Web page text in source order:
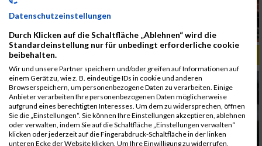
ALBUM B2RUN KÖLN / 05.09.2019
Datenschutzeinstellungen
Durch Klicken auf die Schaltfläche „Ablehnen“ wird die
Standardeinstellung nur für unbedingt erforderliche cookie
beibehalten.
Wir und unsere Partner speichern und/oder greifen auf Informationen auf
einem Gerät zu, wie z. B. eindeutige IDs in cookie und anderen
Browserspeichern, um personenbezogene Daten zu verarbeiten. Einige
Anbieter verarbeiten Ihre personenbezogenen Daten möglicherweise
aufgrund eines berechtigten Interesses. Um dem zu widersprechen, öffnen
Sie die „Einstellungen“. Sie können Ihre Einstellungen akzeptieren, ablehnen
oder verwalten, indem Sie auf die Schaltfläche „Einstellungen verwalten“
klicken oder jederzeit auf die Fingerabdruck-Schaltfläche in der linken
unteren Ecke der Website klicken. Um Ihre Einwilligung zu widerrufen,